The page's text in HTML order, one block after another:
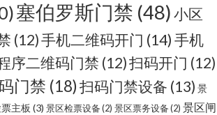
塞伯罗斯门禁 (48) 小区
(12)手机二维码开门 (14) 手机
序二维码门禁 (12)扫码开门 (12)
门禁 (18) 扫码门禁设备 (13) 景
主板 (3) 景区检票设备(2) 景区票务设备(2) 景区闸